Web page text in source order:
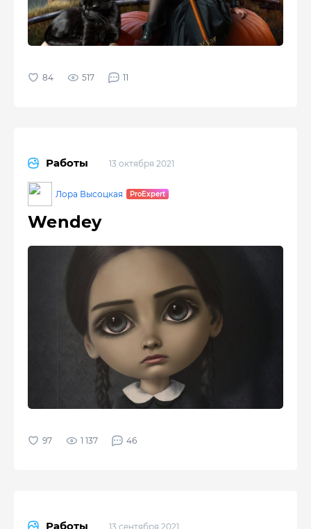
517 11
Работы 13 октября 2021
Лора Высоцкая
Wendey
1 137 46
Работы 13 сентября 2021